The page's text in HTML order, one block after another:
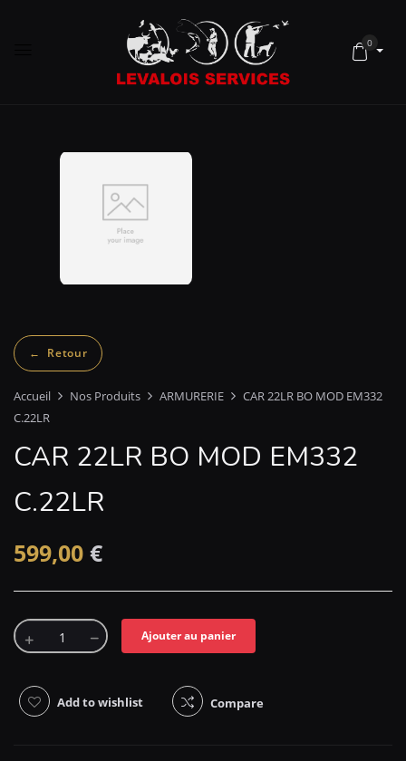
0
Accueil Nos Produits ARMURERIE
CAR 22LR BO MOD EM332
C.22LR
CAR 22LR BO MOD EM332
C.22LR
599,00 €
Ajouter au panier
Add to wishlist Compare